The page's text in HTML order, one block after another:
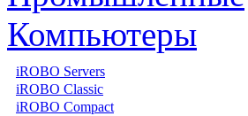
iROBO Servers
iROBO Classic
iROBO Compact